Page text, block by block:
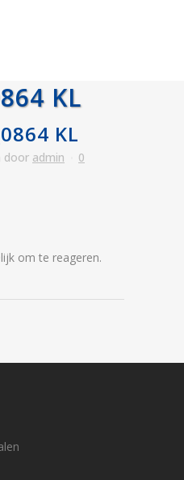
KL
KL
door admin
0
om te reageren.